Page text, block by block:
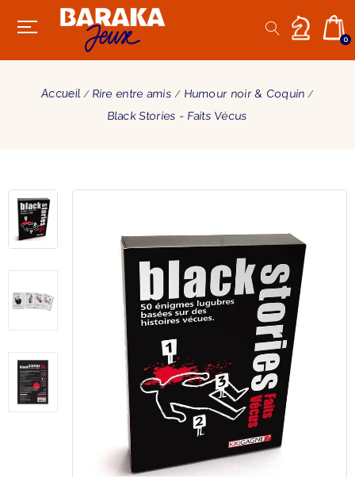
0
Accueil Rire entre amis
Humour noir & Coquin
Black Stories - Faits Vécus